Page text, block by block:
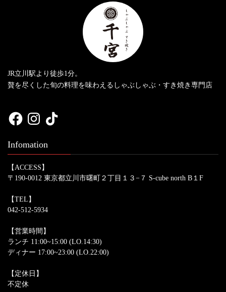
JR立川駅より徒歩1分。
贅を尽くした旬の料理を味わえるしゃぶしゃぶ・すき焼き専門店
FacebookInstagramTikTok
Infomation
【ACCESS】
〒190-0012 東京都立川市曙町２丁目１３−７ S-cube north B１F
【TEL】
042-512-5934
【営業時間】
ランチ 11:00~15:00 (LO.14:30)
ディナー 17:00~23:00 (LO.22:00)
【定休日】
不定休